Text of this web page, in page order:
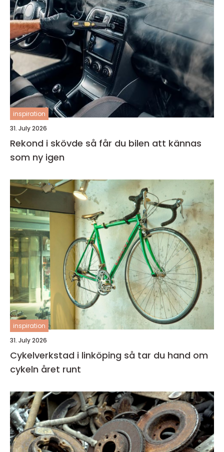
inspiration
31. July 2026
Rekond i skövde så får du bilen att kännas
som ny igen
inspiration
31. July 2026
Cykelverkstad i linköping så tar du hand om
cykeln året runt